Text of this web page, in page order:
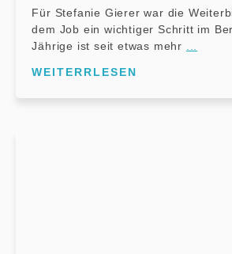
Für Stefanie Gierer war die
dem Job ein wichtiger Schritt im
Jährige ist seit etwas mehr ...
WEITERRLESEN